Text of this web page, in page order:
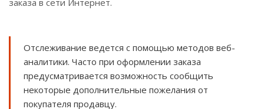
заказа в сети Интернет.
Отслеживание ведется с помощью методов веб-
аналитики. Часто при оформлении заказа
предусматривается возможность сообщить
некоторые дополнительные пожелания от
покупателя продавцу.